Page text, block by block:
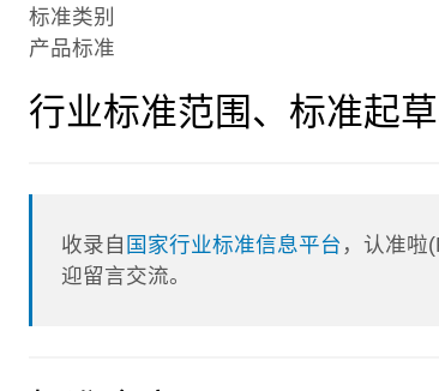
标准类别
产品标准
行业标准范围、标准起
收录自 国家行业标准信息平台 ，认准啦
迎留言交流。